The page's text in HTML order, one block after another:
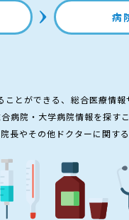
病
とができる、総合医療情報
院・大学病院情報を探すこ
長やその他ドクターに関する